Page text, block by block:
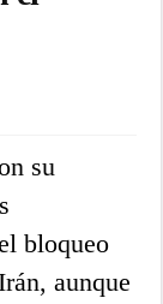
su
bloqueo
aunque